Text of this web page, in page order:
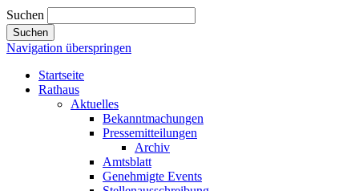
Suchen
Suchen
Navigation überspringen
Startseite
Rathaus
Aktuelles
Bekanntmachungen
Pressemitteilungen
Archiv
Amtsblatt
Genehmigte Events